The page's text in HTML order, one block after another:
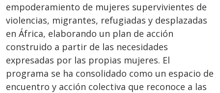
empoderamiento de mujeres supervivientes de
violencias, migrantes, refugiadas y desplazadas
en África, elaborando un plan de acción
construido a partir de las necesidades
expresadas por las propias mujeres. El
programa se ha consolidado como un espacio de
encuentro y acción colectiva que reconoce a las